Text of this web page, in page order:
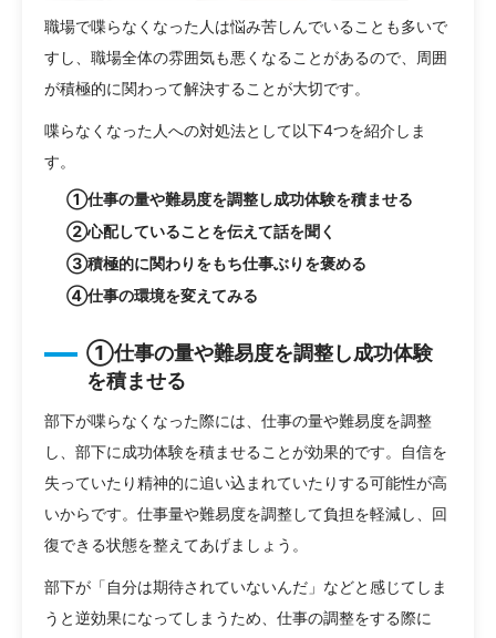
職場で喋らなくなった人は悩み苦しんでいることも多いで
すし、職場全体の雰囲気も悪くなることがあるので、周囲
が積極的に関わって解決することが大切です。
喋らなくなった人への対処法として以下4つを紹介しま
す。
①仕事の量や難易度を調整し成功体験を積ませる
②心配していることを伝えて話を聞く
③積極的に関わりをもち仕事ぶりを褒める
④仕事の環境を変えてみる
①仕事の量や難易度を調整し成功体験
を積ませる
部下が喋らなくなった際には、仕事の量や難易度を調整
し、部下に成功体験を積ませることが効果的です。自信を
失っていたり精神的に追い込まれていたりする可能性が高
いからです。仕事量や難易度を調整して負担を軽減し、回
復できる状態を整えてあげましょう。
部下が「自分は期待されていないんだ」などと感じてしま
うと逆効果になってしまうため、仕事の調整をする際に